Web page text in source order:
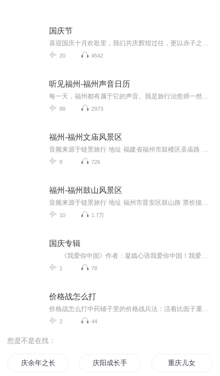
国庆节
20 4542
听见福州-福州声音日历
88 2973
福州-福州文庙风景区
8 726
福州-福州鼓山风景区
10 1.7万
国庆专辑
1 78
价格战怎么打
2 44
您是不是在找：
庆余年之长歌行 庆阳成长手札 重庆儿女